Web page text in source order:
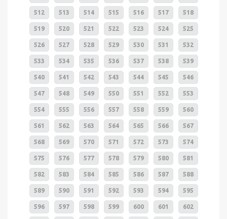
512 513 514 515 516 517 518
519 520 521 522 523 524 525
526 527 528 529 530 531 532
533 534 535 536 537 538 539
540 541 542 543 544 545 546
547 548 549 550 551 552 553
554 555 556 557 558 559 560
561 562 563 564 565 566 567
568 569 570 571 572 573 574
575 576 577 578 579 580 581
582 583 584 585 586 587 588
589 590 591 592 593 594 595
596 597 598 599 600 601 602